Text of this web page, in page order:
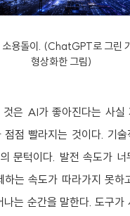
소용돌이. (ChatGPT로 그린
형상화한 그림)
것은 AI가 좋아진다는 사실
점점 빨라지는 것이다. 기
문턱이다. 발전 속도가 너
하는 속도가 따라가지 못하
나는 순간을 말한다. 도구가